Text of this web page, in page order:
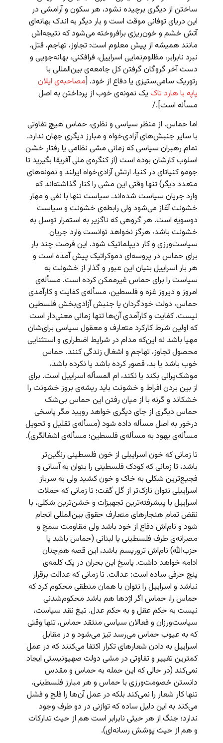
ساختن از دیگری برچیده نشود، هر سکون و آرامشی در
این دریای توفانی موقت است و بار دیگر به اندک بهانه‌ای
آتش خشم و خون‌ریزی برافروخته می‌شود که نتیجه‌اش
مانند همیشه از پیش معلوم است: تجاوز، تهاجم، قتل،
نبرد نابرابر، مظلوم‌نمایی اسراییل،‌ فرافکنی، بهانه‌جویی و
دست آخر گروگان گرفتن کل جامعه‌ی بین‌المللی با
رتوریک سامی‌ستیزی یا دفاع از خود. [مصاحبه‌ی ایلان
پاپه با هارد تاک یک نمونه‌ی خوب از پرداختن به اصل
مسأله است]./
اما حماس. از منظر سیاسی و نظری، حماس هیچ تفاوتی
با سایر جنبش‌های آزادی‌خواه و مبارز دیگری جهان ندارد.
تمام رهبران سیاسی که زمانی مشی نظامی یا رفتار خشن
اسلوب کارشان بوده است (از کنگره‌ی ملی آفریقا بگیرید تا
جومو کنیاتای در کنیا، ارتش آزادی‌خواه ایرلند و نمونه‌های
متعدد دیگر) تنها وقتی این مشی را کنار گذاشته‌اند که
وارد جریان سیاست شده‌اند. سیاست تنها با نفی و مهار
خشونت آغاز می‌شود ولی رابطه‌ی خشونت و سیاست
دوسویه است. هر گروهی که ناگزیر به استمرار توسل به
خشونت باشد، هرگز نخواهد توانست وارد جریان
سیاست‌ورزی و کار دیپلماتیک شود. این فرصت چند بار
برای حماس در پروسه‌ای دموکراتیک پیش آمده است و
هر بار اسراییل بنیان این عبور و گذار از خشونت به
سیاست را برای حماس غیرممکن کرده است. مسأله‌ی
امروز و دیروز غزه و فلسطین، مسأله‌ی کفایت و کارآمدی
حماس، دولت خودگردان یا جنبش آزادی‌بخش فلسطین
نیست. کفایت و کارآمدی آن‌ها تنها زمانی معنی‌دار است
که اولین شرط کارکرد متعارف و معقول سیاسی برای‌شان
مهیا باشد نه این‌که مدام در شرایط اضطراری و استثنایی
محصول تجاوز، تهاجم و اشغال زندگی کنند. حماس
خوب باشد یا بد، قصور کرده باشد یا نکرده باشد،
موشک‌پرانی بکند یا نکند، ام المسأله اسراییل است. برای
از بین بردن افراط و خشونت باید ریشه‌ی بروز خشونت را
خشکاند و گرنه با از میان رفتن این حماس بی‌شک
حماس دیگری از جای دیگری خواهد رویید مگر پاسخی
درخور به اصل مسأله داده شود (مسأله‌ی تقلیل و تحویل
مسأله‌ی یهود به مسأله‌ی فلسطین؛ مسأله‌ی اشغالگری).
تا زمانی که خون اسراییلی از خون فلسطینی رنگین‌تر
باشد، تا زمانی که کودک فلسطینی را بتوان به آسانی و
فجیع‌ترین شکلی به خاک و خون کشید ولی به سرباز
اسراییلی نتوان نازک‌تر از گل گفت؛ تا زمانی که حملات
اسراییل با پیشرفته‌ترین تجهیزات و خشن‌ترین شکلی، با
نقض تمام هنجارهای متعارف حقوق بین‌المللی انجام
شود و نام‌اش دفاع از خود باشد ولی مقاومت سمج و
مصرانه‌ی طرف فلسطینی یا لبنانی (حماس باشد یا
حزب‌الله) نام‌اش تروریسم باشد، این قصه هم‌چنان
ادامه خواهد داشت. پاسخ این بحران در یک کلمه‌ی
پنج حرفی ساده است: عدالت. تا زمانی که عدالت برقرار
نباشد و اسراییل را نتوان با همان منطقی محکوم کرد که
حماس را، حماس اگر اژدها هم باشد محکوم‌شدنی
نیست به حکم عقل و به حکم عدل. تیغ نقد سیاست،
سیاست‌ورزان و فعالان سیاسی منتقد حماس، تنها وقتی
که به عیوب حماس می‌رسد تیز می‌شود و در مقابل
اسراییل به دادن شعارهای تکرار اکتفا می‌کنند که در عمل
کمترین تغییر و تفاوتی در مشی دولت صهیونیستی ایجاد
نمی‌کند (در حالی که این حمله به حماس و مقدس
دانستن خصومت‌ورزی با حماس و هر مبارز فلسطینی،
تنها کار شعار را نمی‌کند بلکه در عمل آن‌ها را فلج و فشل
می‌کند به این دلیل ساده که توازنی در دو طرف وجود
ندارد؛ جنگ از هر حیثی نابرابر است هم از حیث تدارکات
و هم از حیث پوشش رسانه‌ای).